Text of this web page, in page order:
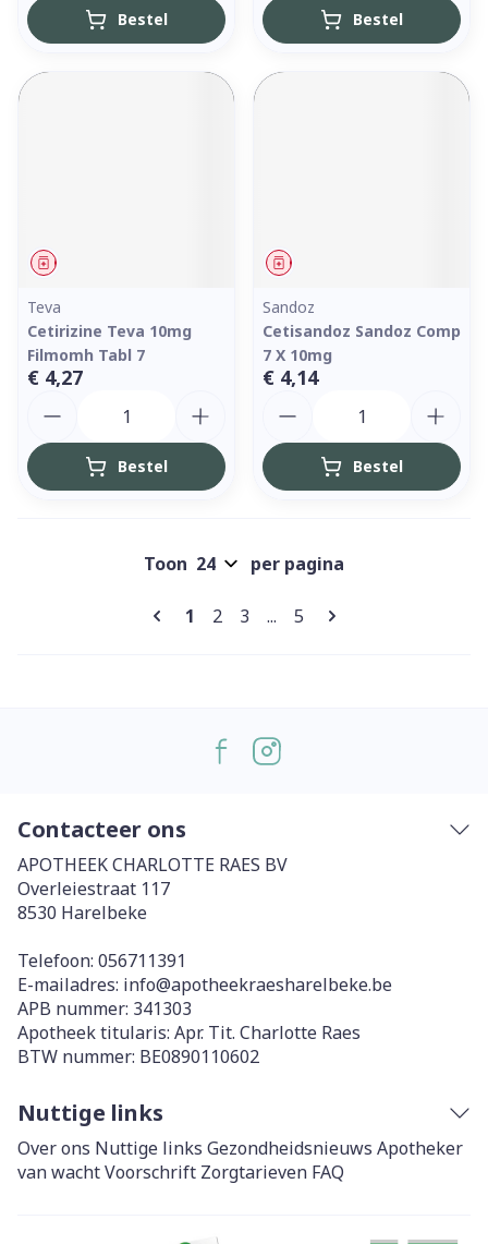
Bestel Bestel
Geneesmiddel
Teva
Cetirizine Teva 10mg
Filmomh Tabl 7
€ 4,27
Bestel
Geneesmiddel
Sandoz
Cetisandoz Sandoz Comp
7 X 10mg
€ 4,14
Bestel
Pagina's
U lees momenteel pagina
1 Pagina
2 Pagina
3 ... Pagina
5
Toon per pagina
Contacteer ons
APOTHEEK CHARLOTTE RAES BV
Overleiestraat 117
8530 Harelbeke
Telefoon: 056711391
E-mailadres: info@apotheekraesharelbeke.be
APB nummer: 341303
Apotheek titularis: Apr. Tit. Charlotte Raes
BTW nummer: BE0890110602
Nuttige links
Over ons Nuttige links Gezondheidsnieuws Apotheker
van wachtVoorschrift Zorgtarieven FAQ